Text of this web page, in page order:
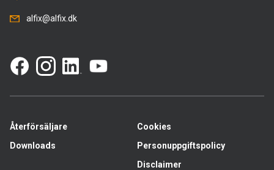
alfix@alfix.dk
Återförsäljare
Downloads
Cookies
Personuppgiftspolicy
Disclaimer